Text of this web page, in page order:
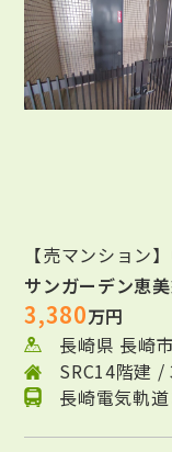
【売マンション
サンガーデン恵
3,380万円
長崎県 長崎
SRC14階建
長崎電気軌